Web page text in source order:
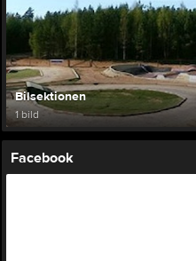
Bilsektionen
1 bild
Facebook